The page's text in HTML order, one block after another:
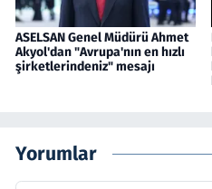
ASELSAN Genel Müdürü Ahmet
Akyol'dan "Avrupa'nın en hızlı
şirketlerindeniz" mesajı
Yorumlar